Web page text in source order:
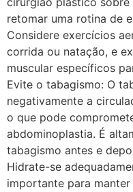
retomar uma rotina de
Considere exercícios
corrida ou natação, e
muscular específicos
Evite o tabagismo: O
negativamente a
o que pode
abdominoplastia. É
tabagismo antes e
Hidrate-se
importante para